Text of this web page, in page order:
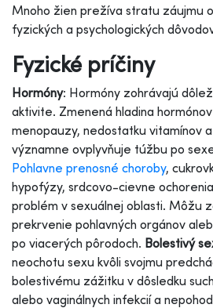
Mnoho žien prežíva stratu záujmu
fyzických a psychologických
Fyzické príčiny
Hormóny: Hormóny zohrávajú
aktivite. Zmenená hladina
menopauzy, nedostatku vitamínov
významne ovplyvňuje túžbu po
Pohlavne prenosné choroby,
hypofýzy, srdcovo-cievne
problém v sexuálnej oblasti. Môžu
prekrvenie pohlavných orgánov
po viacerých pôrodoch. Bolestivý
neochotu sexu kvôli svojmu
bolestivému zážitku v dôsledku
alebo vaginálnych infekcií a